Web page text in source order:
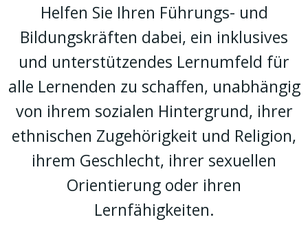
Helfen Sie Ihren Führungs- und
Bildungskräften dabei, ein inklusives
und unterstützendes Lernumfeld für
alle Lernenden zu schaffen, unabhängig
von ihrem sozialen Hintergrund, ihrer
ethnischen Zugehörigkeit und Religion,
ihrem Geschlecht, ihrer sexuellen
Orientierung oder ihren
Lernfähigkeiten.